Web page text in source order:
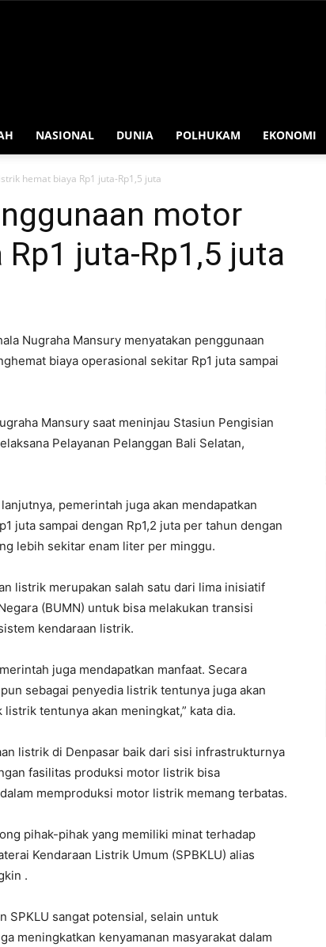
NASIONAL DUNIA POLHUKAM EKONOMI
hemat biaya Rp1 juta-Rp1,5 juta
motor
juta-Rp1,5 juta
Nugraha Mansury menyatakan penggunaan
biaya operasional sekitar Rp1 juta sampai
Mansury saat meninjau Stasiun Pengisian
Pelayanan Pelanggan Bali Selatan,
pemerintah juga akan mendapatkan
juta sampai dengan Rp1,2 juta per tahun dengan
lebih sekitar enam liter per minggu.
listrik merupakan salah satu dari lima inisiatif
(BUMN) untuk bisa melakukan transisi
kendaraan listrik.
juga mendapatkan manfaat. Secara
sebagai penyedia listrik tentunya juga akan
tentunya akan meningkat,” kata dia.
listrik di Denpasar baik dari sisi infrastrukturnya
fasilitas produksi motor listrik bisa
memproduksi motor listrik memang terbatas.
pihak-pihak yang memiliki minat terhadap
Kendaraan Listrik Umum (SPBKLU) alias
.
SPKLU sangat potensial, selain untuk
meningkatkan kenyamanan masyarakat dalam